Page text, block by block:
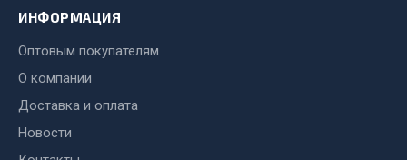
Рукава высокого давления
Весь раздел
ИНФОРМАЦИЯ
Оптовым покупателям
О компании
Доставка и оплата
Новости